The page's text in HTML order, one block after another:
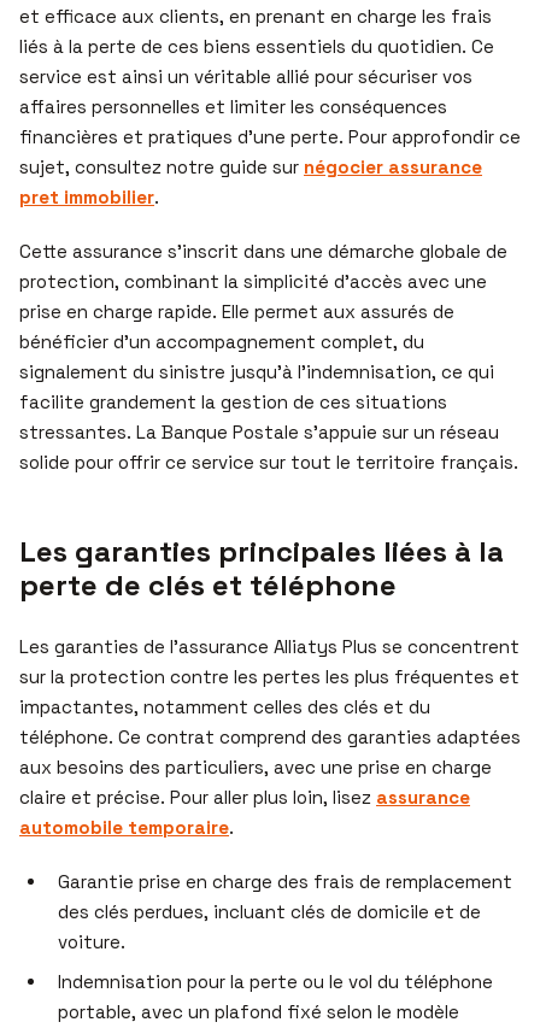
et efficace aux clients, en prenant en charge les frais
liés à la perte de ces biens essentiels du quotidien. Ce
service est ainsi un véritable allié pour sécuriser vos
affaires personnelles et limiter les conséquences
financières et pratiques d’une perte. Pour approfondir ce
sujet, consultez notre guide sur négocier assurance
pret immobilier.
Cette assurance s’inscrit dans une démarche globale de
protection, combinant la simplicité d’accès avec une
prise en charge rapide. Elle permet aux assurés de
bénéficier d’un accompagnement complet, du
signalement du sinistre jusqu’à l’indemnisation, ce qui
facilite grandement la gestion de ces situations
stressantes. La Banque Postale s’appuie sur un réseau
solide pour offrir ce service sur tout le territoire français.
Les garanties principales liées à la
perte de clés et téléphone
Les garanties de l’assurance Alliatys Plus se concentrent
sur la protection contre les pertes les plus fréquentes et
impactantes, notamment celles des clés et du
téléphone. Ce contrat comprend des garanties adaptées
aux besoins des particuliers, avec une prise en charge
claire et précise. Pour aller plus loin, lisez assurance
automobile temporaire.
Garantie prise en charge des frais de remplacement
des clés perdues, incluant clés de domicile et de
voiture.
Indemnisation pour la perte ou le vol du téléphone
portable, avec un plafond fixé selon le modèle